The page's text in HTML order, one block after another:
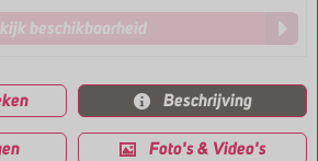
beschikbaarheid
Beschrijving
Foto's & Video's